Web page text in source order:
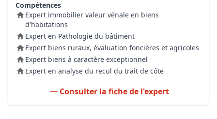
Compétences
Expert immobilier valeur vénale en biens
d'habitations
Expert en Pathologie du bâtiment
Expert biens ruraux, évaluation foncières et agricoles
Expert biens à caractère exceptionnel
Expert en analyse du recul du trait de côte
Consulter la fiche de l'expert